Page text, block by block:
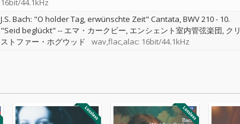
16bit/44.1kHz
J.S. Bach: "O holder Tag, erwünschte Zeit" Cantata, BWV 210 - 10.
"Seid beglückt" -- エマ・カークビー エンシェント室内管弦楽団 クリ
ストファー・ホグウッド
wav,flac,alac: 16bit/44.1kHz